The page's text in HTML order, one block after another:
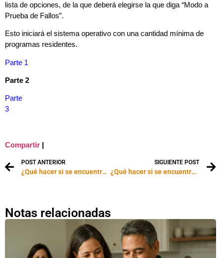
lista de opciones, de la que deberá elegirse la que diga “Modo a
Prueba de Fallos”.
Esto iniciará el sistema operativo con una cantidad mínima de
programas residentes.
Parte 1
Parte 2
Parte
3
Compartir
POST ANTERIOR
¿Qué hacer si se encuentra infectado por un virus informático?
SIGUIENTE POST
¿Qué hacer si se encuentra infectado por un virus informático? Parte 3.
Notas relacionadas